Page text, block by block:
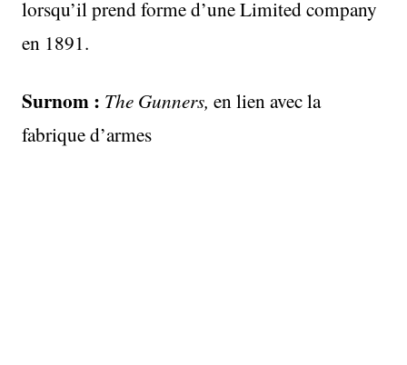
lorsqu’il prend forme d’une Limited company
en 1891.
Surnom : The Gunners, en lien avec la
fabrique d’armes